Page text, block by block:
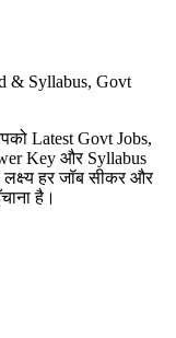
& Syllabus, Govt
Latest Govt Jobs,
Key और Syllabus
हर जॉब सीकर और
है।